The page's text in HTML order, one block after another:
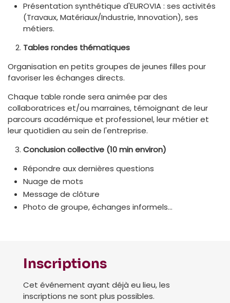
Présentation synthétique d'EUROVIA : ses activités
(Travaux, Matériaux/Industrie, Innovation), ses
métiers.
Tables rondes thématiques
Organisation en petits groupes de jeunes filles pour
favoriser les échanges directs.
Chaque table ronde sera animée par des
collaboratrices et/ou marraines, témoignant de leur
parcours académique et professionel, leur métier et
leur quotidien au sein de l'entreprise.
Conclusion collective (10 min environ)
Répondre aux dernières questions
Nuage de mots
Message de clôture
Photo de groupe, échanges informels…
Inscriptions
Cet événement ayant déjà eu lieu, les
inscriptions ne sont plus possibles.